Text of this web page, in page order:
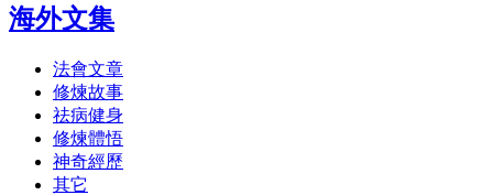
海外文集
法會文章
修煉故事
祛病健身
修煉體悟
神奇經歷
其它